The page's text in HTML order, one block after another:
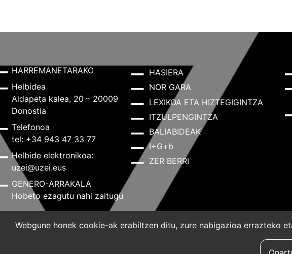
HARREMANETARAKO
Helbidea
Aldapeta kalea, 20 – 20009
Donostia
Telefonoa
tel: +34 943 47 33 77
Helbide elektronikoa:
uzei@uzei.eus
GENERO-ARRAKALA
Hobeto ezagutu nahi zaitugu
HASIERA
NOR GARA
LEXIKOA ETA HIZTEGIGINTZA
ITZULPENGINTZA
BALIABIDEAK
I+G+b
ZER BERRI
Lege-oharra Cookie-politika
Webgune honek cookie-ak erabiltzen ditu, zure nabigazioa errazteko